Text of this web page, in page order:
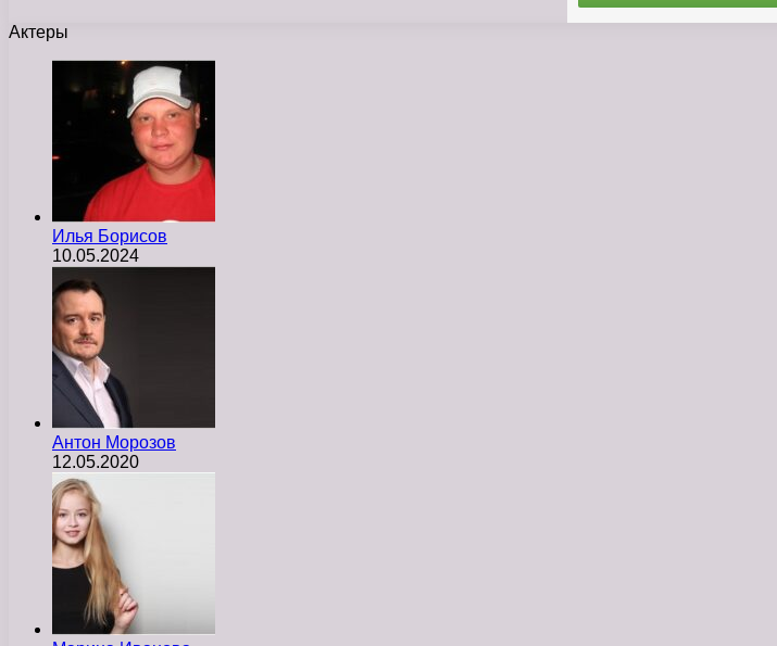
Актеры
Илья Борисов
10.05.2024
Антон Морозов
12.05.2020